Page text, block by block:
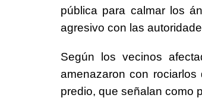
pública para calmar los
agresivo con las
Según los vecinos
amenazaron con
predio, que señalan como